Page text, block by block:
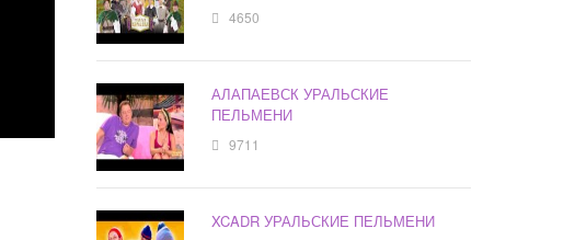
4650
АЛАПАЕВСК УРАЛЬСКИЕ
ПЕЛЬМЕНИ
9711
XCADR УРАЛЬСКИЕ ПЕЛЬМЕНИ